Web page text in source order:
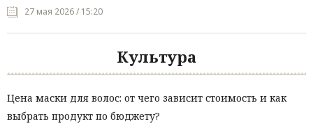
27 мая 2026 / 15:20
Культура
Цена маски для волос: от чего зависит стоимость и как
выбрать продукт по бюджету?